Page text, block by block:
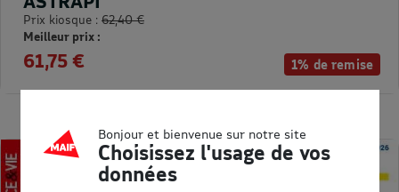
1% de remise
Prix kiosque : 62,40 €
Meilleur prix :
61,75 €
Bonjour et bienvenue sur notre site
Choisissez l'usage de vos
données